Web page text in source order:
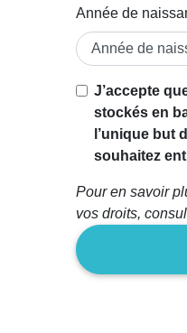
Année de
J’accepte
stockés en
l’unique but
souhaitez
Pour en savoir
vos droits,